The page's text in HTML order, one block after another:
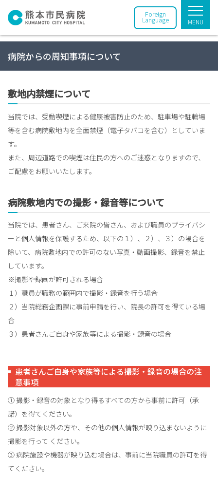
Foreign
Language MENU
病院からの周知事項について
敷地内禁煙について
当院では、受動喫煙による健康被害防止のため、駐車場や駐輪場
等を含む病院敷地内を全面禁煙（電子タバコを含む）としていま
す。
また、周辺道路での喫煙は住民の方へのご迷惑となりますので、
ご配慮をお願いいたします。
病院敷地内での撮影・録音等について
当院では、 患者さん、ご来院の皆さん、および職員のプライバシ
ーと個人情報を保護するため、以下の１）、２）、３）の場合を
除いて、病院敷地内での許可のない写真・動画撮影、録音を禁止
しています。
※撮影や録画が許可される場合
１）職員が職務の範囲内で撮影・録音を行う場合
２）当院総務企画課に事前申請を行い、院長の許可を得ている場
合
３）患者さんご自身や家族等による撮影・録音の場合
患者さんご自身や家族等による撮影・録音の場合の注
意事項
① 撮影・録音の対象となり得るすべての方から事前に許可（承
諾）を得てください。
② 撮影対象以外の方や、その他の個人情報が映り込まないように
撮影を行って ください。
③ 病院施設や機器が映り込む場合は、事前に当院職員の許可を得
てください。